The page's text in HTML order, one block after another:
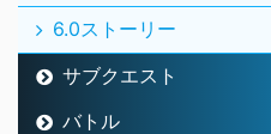
6.0ストーリー
サブクエスト
バトル